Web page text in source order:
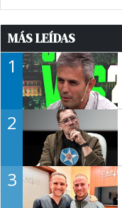
MÁS LEÍDAS
1
2
3